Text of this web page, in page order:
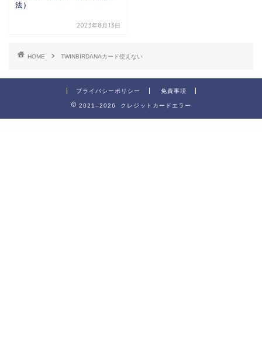
法）
2023年8月13日
HOME TWINBIRDANAカード使えない
プライバシーポリシー 免責事項
2021–2026 クレジットカードエラー